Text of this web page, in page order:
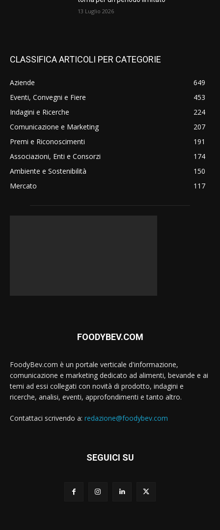
13 Luglio 2026
CLASSIFICA ARTICOLI PER CATEGORIE
Aziende
649
Eventi, Convegni e Fiere
453
Indagini e Ricerche
224
Comunicazione e Marketing
207
Premi e Riconoscimenti
191
Associazioni, Enti e Consorzi
174
Ambiente e Sostenibilità
150
Mercato
117
FOODYBEV.COM
FoodyBev.com è un portale verticale d'informazione,
comunicazione e marketing dedicato ad alimenti, bevande e ai
temi ad essi collegati con novità di prodotto, indagini e
ricerche, analisi, eventi, approfondimenti e tanto altro.
Contattaci scrivendo a: redazione@foodybev.com
SEGUICI SU